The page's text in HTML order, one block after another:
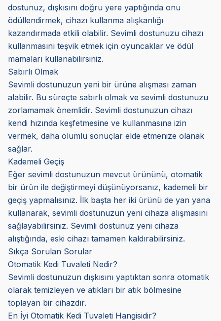
dostunuz, dışkısını doğru yere yaptığında onu
ödüllendirmek, cihazı kullanma alışkanlığı
kazandırmada etkili olabilir. Sevimli dostunuzu cihazı
kullanmasını teşvik etmek için oyuncaklar ve ödül
mamaları kullanabilirsiniz.
Sabırlı Olmak
Sevimli dostunuzun yeni bir ürüne alışması zaman
alabilir. Bu süreçte sabırlı olmak ve sevimli dostunuzu
zorlamamak önemlidir. Sevimli dostunuzun cihazı
kendi hızında keşfetmesine ve kullanmasına izin
vermek, daha olumlu sonuçlar elde etmenize olanak
sağlar.
Kademeli Geçiş
Eğer sevimli dostunuzun mevcut ürününü, otomatik
bir ürün ile değiştirmeyi düşünüyorsanız, kademeli bir
geçiş yapmalısınız. İlk başta her iki ürünü de yan yana
kullanarak, sevimli dostunuzun yeni cihaza alışmasını
sağlayabilirsiniz. Sevimli dostunuz yeni cihaza
alıştığında, eski cihazı tamamen kaldırabilirsiniz.
Sıkça Sorulan Sorular
Otomatik Kedi Tuvaleti Nedir?
Sevimli dostunuzun dışkısını yaptıktan sonra otomatik
olarak temizleyen ve atıkları bir atık bölmesine
toplayan bir cihazdır.
En İyi Otomatik Kedi Tuvaleti Hangisidir?